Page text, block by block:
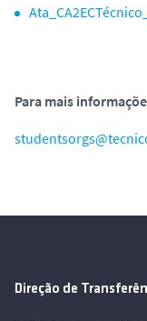
Para mais
Direção de